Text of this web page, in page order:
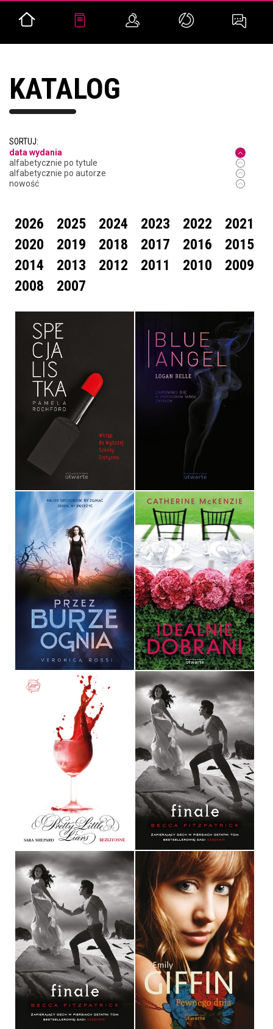
KATALOG
SORTUJ:
data wydania
alfabetycznie po tytule
alfabetycznie po autorze
nowość
2026 2025 2024 2023 2022
2021
2020
2019 2018 2017 2016
2015
2014
2013 2012 2011 2010
2009
2008
2007
SPECJALISTKA
PAMELA ROCHFORD
OPRAWA MIĘKKA
32,90 ZŁ
BLUE ANGEL
LOGAN BELLE
OPRAWA MIĘKKA
32,90 ZŁ
PRZEZ BURZE OGNIA
VERONICA ROSSI
OPRAWA MIĘKKA
34,90 ZŁ
IDEALNIE DOBRANI
CATHERINE MCKENZIE
OPRAWA MIĘKKA
32,90 ZŁ
BEZLITOSNE
SARA SHEPARD
34,90 ZŁ
FINALE
BECCA FITZPATRICK
OPRAWA TWARDA
39,90 ZŁ
FINALE
BECCA FITZPATRICK
OPRAWA MIĘKKA
34,90 ZŁ
PEWNEGO DNIA
EMILY GIFFIN
OPRAWA MIĘKKA
36,90 ZŁ